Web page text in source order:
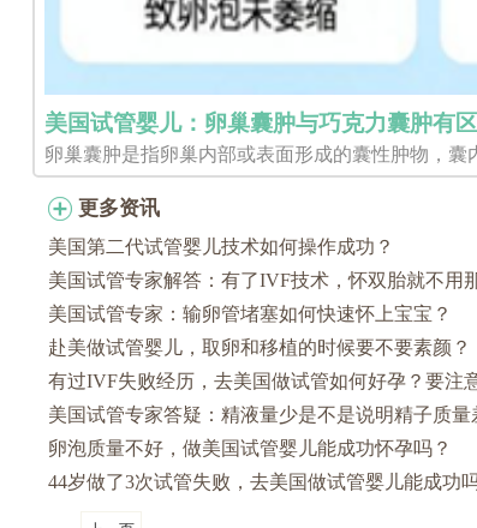
美国试管婴儿：卵巢囊肿与巧克力囊肿有
卵巢囊肿是指卵巢内部或表面形成的囊性肿物，
更多资讯
美国第二代试管婴儿技术如何操作成功？
美国试管专家解答：有了IVF技术，怀双胎就不用
美国试管专家：输卵管堵塞如何快速怀上宝宝？
赴美做试管婴儿，取卵和移植的时候要不要素颜？
有过IVF失败经历，去美国做试管如何好孕？要注
美国试管专家答疑：精液量少是不是说明精子质量
卵泡质量不好，做美国试管婴儿能成功怀孕吗？
44岁做了3次试管失败，去美国做试管婴儿能成功